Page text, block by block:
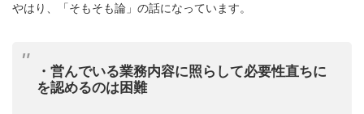
やはり、「そもそも論」の話になっています。
・営んでいる業務内容に照らして必要性直ちに
を認めるのは困難